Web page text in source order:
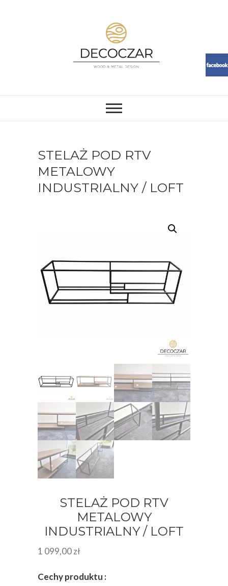
DECOCZAR
MEBLE, ŻYWICA, WOOD
STELAŻ POD RTV
METALOWY
INDUSTRIALNY / LOFT
STELAŻ POD RTV
METALOWY
INDUSTRIALNY / LOFT
1 099,00zł
Cechy produktu :